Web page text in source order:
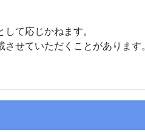
て応じかねます。
せていただくことがありま